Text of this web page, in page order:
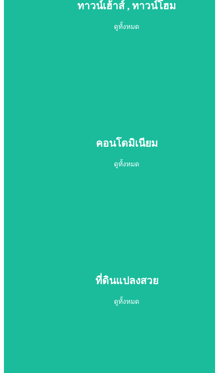
บ้านเดี่ยว บ้านแฝด
ดูทั้งหมด
ทาวน์เฮ้าส์ , ทาวน์โฮม
ดูทั้งหมด
ทาวน์เฮ้าส์ - ทาวน์โฮม
ดูทั้งหมด
คอนโดมิเนียม
ดูทั้งหมด
คอนโดมิเนียม
ดูทั้งหมด
ที่ดินแปลงสวย
ดูทั้งหมด